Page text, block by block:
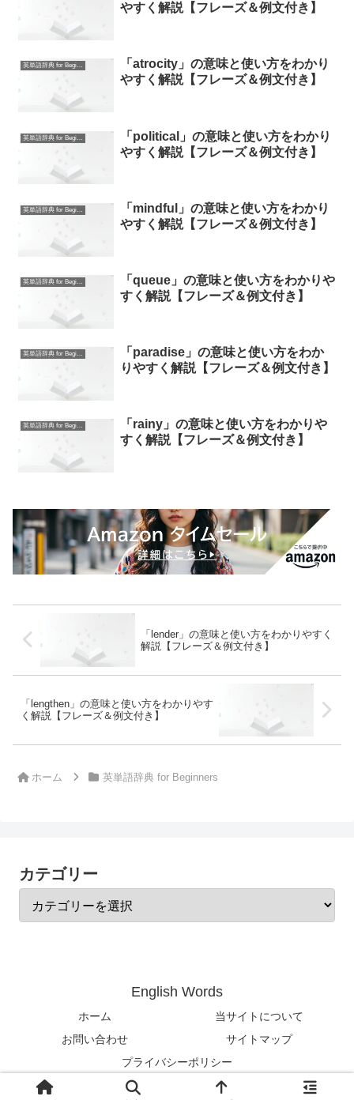
やすく解説【フレーズ＆例文付き】
英単語辞典 for Beginners
「atrocity」の意味と使い方をわかり
やすく解説【フレーズ＆例文付き】
英単語辞典 for Beginners
「political」の意味と使い方をわかり
やすく解説【フレーズ＆例文付き】
英単語辞典 for Beginners
「mindful」の意味と使い方をわかり
やすく解説【フレーズ＆例文付き】
英単語辞典 for Beginners
「queue」の意味と使い方をわかりや
すく解説【フレーズ＆例文付き】
英単語辞典 for Beginners
「paradise」の意味と使い方をわか
りやすく解説【フレーズ＆例文付き】
英単語辞典 for Beginners
「rainy」の意味と使い方をわかりや
すく解説【フレーズ＆例文付き】
「lender」の意味と使い方をわかりやすく
解説【フレーズ＆例文付き】
「lengthen」の意味と使い方をわかりやす
く解説【フレーズ＆例文付き】
ホーム 英単語辞典 for Beginners
カテゴリー
English Words
ホーム
当サイトについて
お問い合わせ
サイトマップ
プライバシーポリシー
© 2024-2026 English Words.